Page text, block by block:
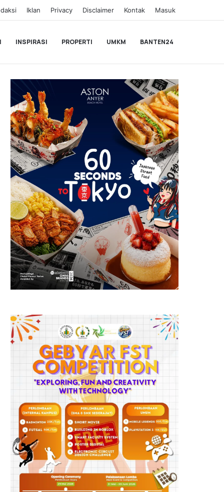
Iklan Privacy Disclaimer Kontak Masuk
INSPIRASI PROPERTI UMKM BANTEN24